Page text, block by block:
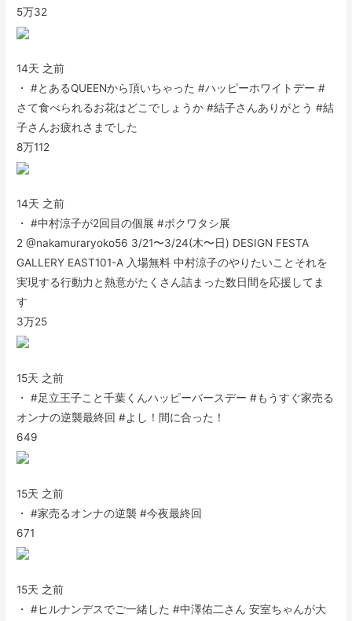
5万32
14天 之前
・ #とあるQUEENから頂いちゃった #ハッピーホワイトデー #
さて食べられるお花はどこでしょうか #結子さんありがとう #結
子さんお疲れさまでした
8万112
14天 之前
・ #中村涼子が2回目の個展 #ボクワタシ展
2 @nakamuraryoko56 3/21〜3/24(木〜日) DESIGN FESTA
GALLERY EAST101-A 入場無料 中村涼子のやりたいことそれを
実現する行動力と熱意がたくさん詰まった数日間を応援してま
す
3万25
15天 之前
・ #足立王子こと千葉くんハッピーバースデー #もうすぐ家売る
オンナの逆襲最終回 #よし！間に合った！
649
15天 之前
・ #家売るオンナの逆襲 #今夜最終回
671
15天 之前
・ #ヒルナンデスでご一緒した #中澤佑二さん 安室ちゃんが大